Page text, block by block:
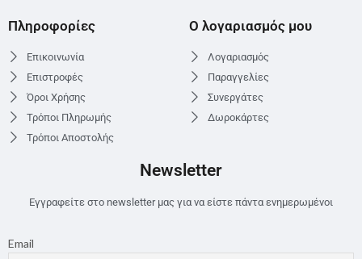
Πληροφορίες
Επικοινωνία
Επιστροφές
Όροι Χρήσης
Τρόποι Πληρωμής
Τρόποι Αποστολής
Ο λογαριασμός μου
Λογαριασμός
Παραγγελίες
Συνεργάτες
Δωροκάρτες
Newsletter
Εγγραφείτε στο newsletter μας για να είστε πάντα ενημερωμένοι
Email